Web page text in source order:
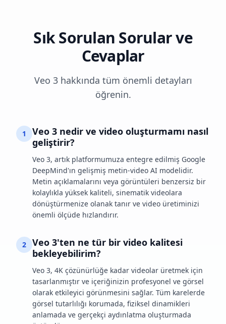
Sık Sorulan Sorular ve
Cevaplar
Veo 3 hakkında tüm önemli detayları
öğrenin.
1
Veo 3 nedir ve video oluşturmamı nasıl
geliştirir?
Veo 3, artık platformumuza entegre edilmiş Google
DeepMind'ın gelişmiş metin-video AI modelidir.
Metin açıklamalarını veya görüntüleri benzersiz bir
kolaylıkla yüksek kaliteli, sinematik videolara
dönüştürmenize olanak tanır ve video üretiminizi
önemli ölçüde hızlandırır.
2
Veo 3'ten ne tür bir video kalitesi
bekleyebilirim?
Veo 3, 4K çözünürlüğe kadar videolar üretmek için
tasarlanmıştır ve içeriğinizin profesyonel ve görsel
olarak etkileyici görünmesini sağlar. Tüm karelerde
görsel tutarlılığı korumada, fiziksel dinamikleri
anlamada ve gerçekçi aydınlatma oluşturmada